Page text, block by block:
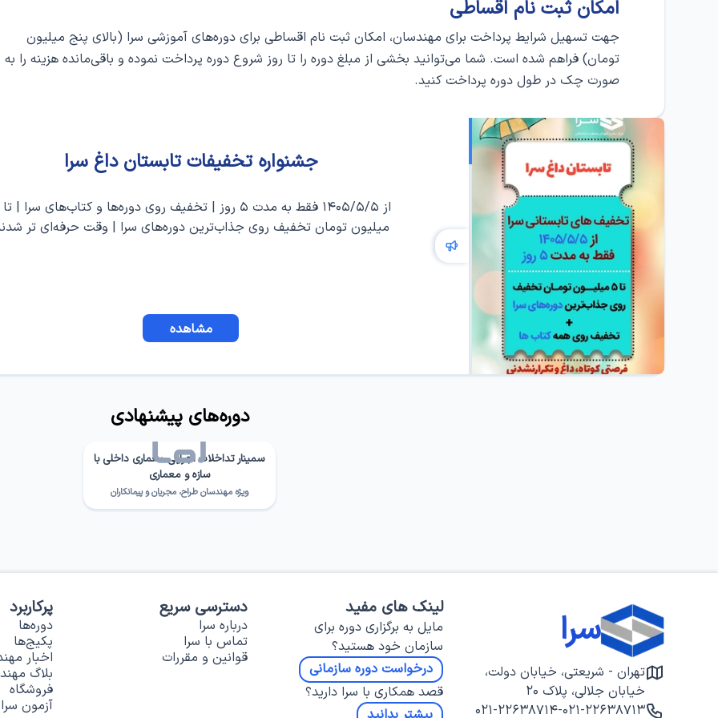
امکان ثبت‌ نام اقساطی
جهت تسهیل شرایط پرداخت برای مهندسان، امکان ثبت‌ نام اقساطی برای دوره‌های آموزشی سرا (بالای پنج میلیون
تومان) فراهم شده است. شما می‌توانید بخشی از مبلغ دوره را تا روز شروع دوره پرداخت نموده و باقی‌مانده هزینه را به
صورت چک در طول دوره پرداخت کنید.
جشنواره تخفیفات تابستان داغ سرا
میلیون تومان تخفیف روی جذاب‌ترین دوره‌های سرا | وقت حرفه‌ای تر
مشاهده
دوره‌های پیشنهادی
سمینار تداخلات اجرایی معماری داخلی با
سازه و معماری
ویژه مهندسان طراح، مجریان و پیمانکاران
سرا
تهران - شریعتی، خیابان دولت،
خیابان جلالی، پلاک ۲۰
۰۲۱-۲۲۶۳۸۷۱۳-۰۲۱-۲۲۶۳۸۷۱۴
لینک های مفید
مایل به برگزاری دوره برای
سازمان خود هستید؟
درخواست دوره سازمانی
قصد همکاری با سرا دارید؟
دسترسی سریع
درباره سرا
تماس با سرا
قوانین و مقررات
پرکاربرد
دوره‌ها
پکیج‌ها
اخبار
بلاگ
فروشگاه
آزمون سرا